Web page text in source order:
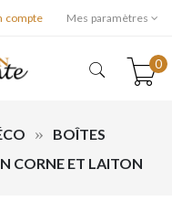
compte Mes paramètres
0
BOÎTES
CORNE ET LAITON